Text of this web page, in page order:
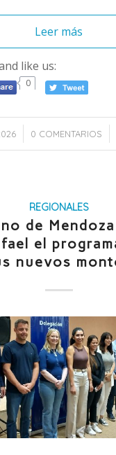
Leer más
like us:
0
0 COMENTARIOS
/
REGIONALES
de
el
nuevos